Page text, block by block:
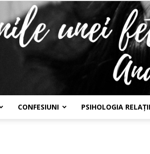
CONFESIUNI PSIHOLOGIA